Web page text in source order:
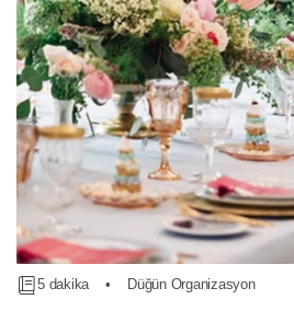
5 dakika • Düğün Organizasyon